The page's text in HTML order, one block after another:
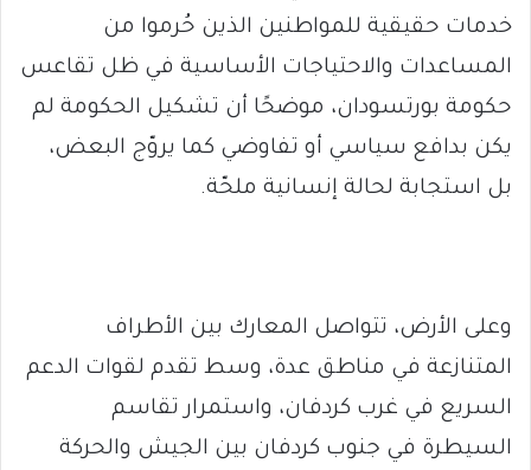
خدمات حقيقية للمواطنين الذين حُرموا من
المساعدات والاحتياجات الأساسية في ظل تقاعس
حكومة بورتسودان، موضحًا أن تشكيل الحكومة لم
يكن بدافع سياسي أو تفاوضي كما يروّج البعض،
بل استجابة لحالة إنسانية ملحّة.
وعلى الأرض، تتواصل المعارك بين الأطراف
المتنازعة في مناطق عدة، وسط تقدم لقوات الدعم
السريع في غرب كردفان، واستمرار تقاسم
السيطرة في جنوب كردفان بين الجيش والحركة